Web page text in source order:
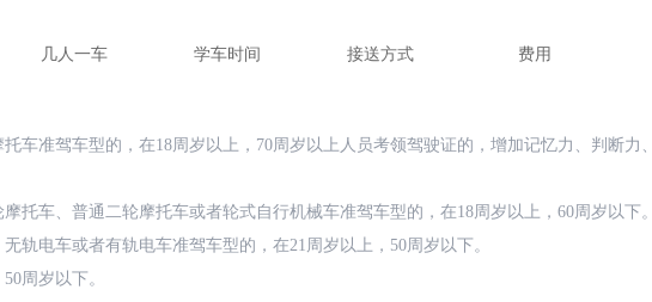
几人一车 学车时间 接送方式 费用
车准驾车型的，在18周岁以上，70周岁以上人员考领驾驶证的，增加记忆力、判断力
托车、普通二轮摩托车或者轮式自行机械车准驾车型的，在18周岁以上，60周岁以下。
轨电车或者有轨电车准驾车型的，在21周岁以上，50周岁以下。
周岁以下。